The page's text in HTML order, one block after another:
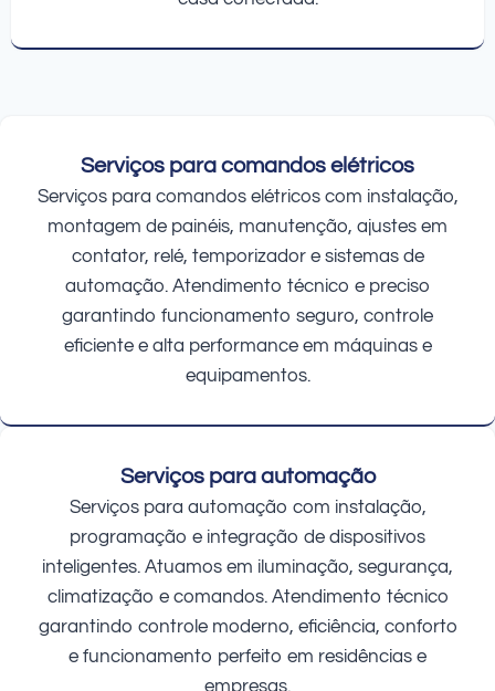
Serviços para comandos elétricos
Serviços para comandos elétricos com instalação,
montagem de painéis, manutenção, ajustes em
contator, relé, temporizador e sistemas de
automação. Atendimento técnico e preciso
garantindo funcionamento seguro, controle
eficiente e alta performance em máquinas e
equipamentos.
Serviços para automação
Serviços para automação com instalação,
programação e integração de dispositivos
inteligentes. Atuamos em iluminação, segurança,
climatização e comandos. Atendimento técnico
garantindo controle moderno, eficiência, conforto
e funcionamento perfeito em residências e
empresas.